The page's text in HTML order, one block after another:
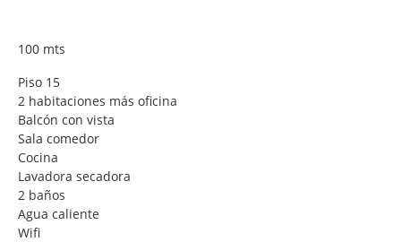
100 mts
Piso 15
2 habitaciones más oficina
Balcón con vista
Sala comedor
Cocina
Lavadora secadora
2 baños
Agua caliente
Wifi